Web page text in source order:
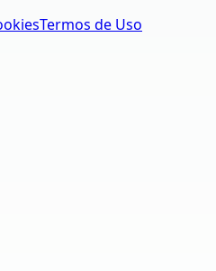
Termos de Uso